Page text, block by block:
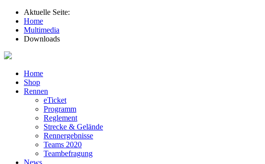
Aktuelle Seite:
Home
Multimedia
Downloads
Home
Shop
Rennen
eTicket
Programm
Reglement
Strecke & Gelände
Rennergebnisse
Teams 2020
Teambefragung
News